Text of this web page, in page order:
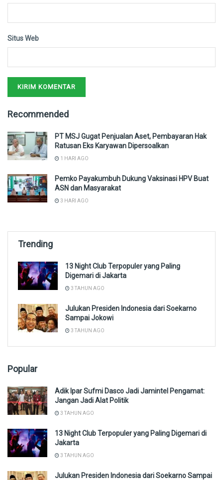
Situs Web
Recommended
PT MSJ Gugat Penjualan Aset, Pembayaran Hak
Ratusan Eks Karyawan Dipersoalkan
1 HARI AGO
Pemko Payakumbuh Dukung Vaksinasi HPV Buat
ASN dan Masyarakat
3 HARI AGO
Trending
13 Night Club Terpopuler yang Paling
Digemari di Jakarta
3 TAHUN AGO
Julukan Presiden Indonesia dari Soekarno
Sampai Jokowi
3 TAHUN AGO
Popular
Adik Ipar Sufmi Dasco Jadi Jamintel Pengamat:
Jangan Jadi Alat Politik
3 TAHUN AGO
13 Night Club Terpopuler yang Paling Digemari di
Jakarta
3 TAHUN AGO
Julukan Presiden Indonesia dari Soekarno Sampai